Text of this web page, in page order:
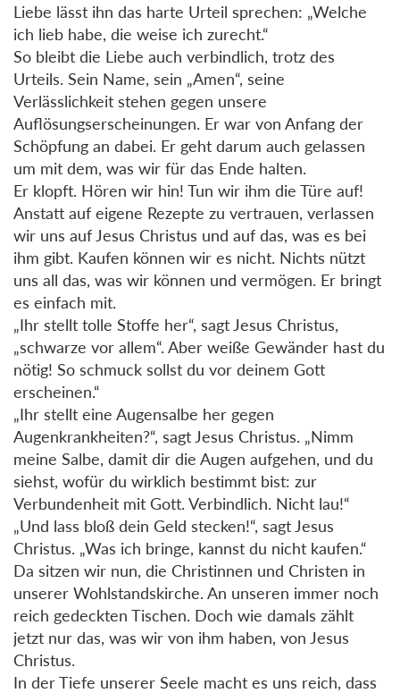
Liebe lässt ihn das harte Urteil sprechen: „Welche
ich lieb habe, die weise ich zurecht.“
So bleibt die Liebe auch verbindlich, trotz des
Urteils. Sein Name, sein „Amen“, seine
Verlässlichkeit stehen gegen unsere
Auflösungserscheinungen. Er war von Anfang der
Schöpfung an dabei. Er geht darum auch gelassen
um mit dem, was wir für das Ende halten.
Er klopft. Hören wir hin! Tun wir ihm die Türe auf!
Anstatt auf eigene Rezepte zu vertrauen, verlassen
wir uns auf Jesus Christus und auf das, was es bei
ihm gibt. Kaufen können wir es nicht. Nichts nützt
uns all das, was wir können und vermögen. Er bringt
es einfach mit.
„Ihr stellt tolle Stoffe her“, sagt Jesus Christus,
„schwarze vor allem“. Aber weiße Gewänder hast du
nötig! So schmuck sollst du vor deinem Gott
erscheinen.“
„Ihr stellt eine Augensalbe her gegen
Augenkrankheiten?“, sagt Jesus Christus. „Nimm
meine Salbe, damit dir die Augen aufgehen, und du
siehst, wofür du wirklich bestimmt bist: zur
Verbundenheit mit Gott. Verbindlich. Nicht lau!“
„Und lass bloß dein Geld stecken!“, sagt Jesus
Christus. „Was ich bringe, kannst du nicht kaufen.“
Da sitzen wir nun, die Christinnen und Christen in
unserer Wohlstandskirche. An unseren immer noch
reich gedeckten Tischen. Doch wie damals zählt
jetzt nur das, was wir von ihm haben, von Jesus
Christus.
In der Tiefe unserer Seele macht es uns reich, dass